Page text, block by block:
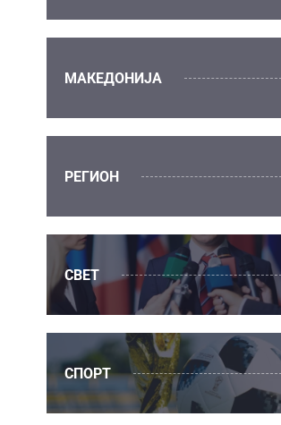
МАКЕДОНИЈА
РЕГИОН
СВЕТ
СПОРТ